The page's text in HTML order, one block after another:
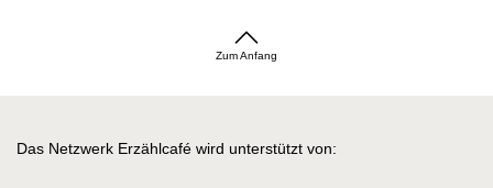
Zum Anfang
Das Netzwerk Erzählcafé wird unterstützt von: